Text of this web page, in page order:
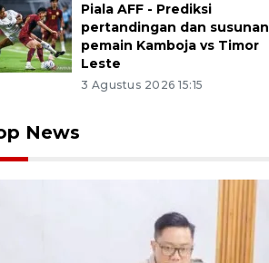
Piala AFF - Prediksi
pertandingan dan susunan
pemain Kamboja vs Timor
Leste
3 Agustus 2026 15:15
News